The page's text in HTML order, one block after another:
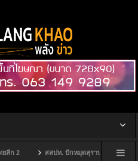
สสปท. ปักหมุดสุราษฎร์ฯ ยกระดับ “Safety